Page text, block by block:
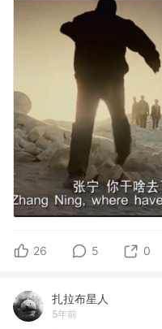
26 5 0
扎拉布星人
5年前